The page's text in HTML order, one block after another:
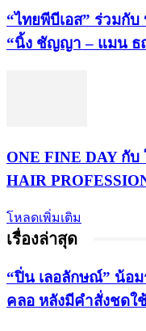
“ไทยพีบีเอส” ร่วมกับ
“นิ้ง ชัญญา – แมน ธ
ONE FINE DAY กั
HAIR
โหลดเพิ่มเติม
เรื่องล่าสุด
“ปิ่น เลอลักษณ์” น้อ
คลอ หลังมีคำสั่งชด